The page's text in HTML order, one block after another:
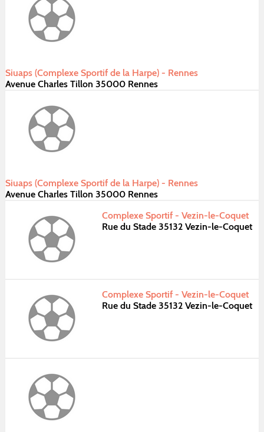
Siuaps (Complexe Sportif de la Harpe) - Rennes
Avenue Charles Tillon 35000 Rennes
Siuaps (Complexe Sportif de la Harpe) - Rennes
Avenue Charles Tillon 35000 Rennes
Complexe Sportif - Vezin-le-Coquet
Rue du Stade 35132 Vezin-le-Coquet
Complexe Sportif - Vezin-le-Coquet
Rue du Stade 35132 Vezin-le-Coquet